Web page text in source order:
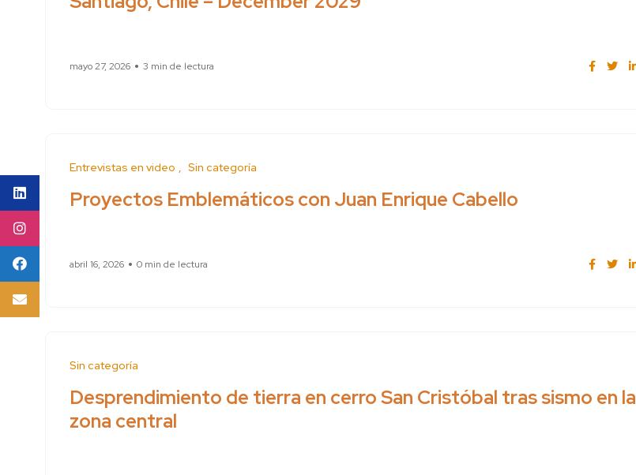
mayo 27, 2026 3 min de lectura
Entrevistas en video Sin categoría
Proyectos Emblemáticos con Juan Enrique Cabello
abril 16, 2026 0 min de lectura
Sin categoría
Desprendimiento de tierra en cerro San Cristóbal tras sismo en la
zona central